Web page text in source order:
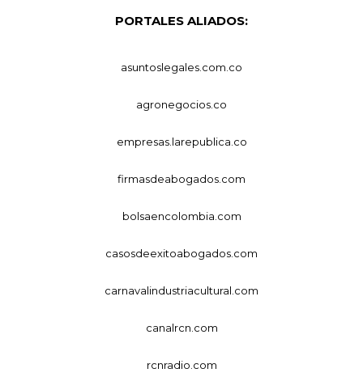
PORTALES ALIADOS:
asuntoslegales.com.co
agronegocios.co
empresas.larepublica.co
firmasdeabogados.com
bolsaencolombia.com
casosdeexitoabogados.com
carnavalindustriacultural.com
canalrcn.com
rcnradio.com